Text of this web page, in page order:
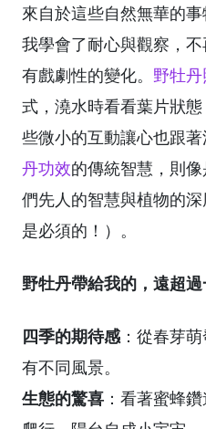
來自於這些自然無華的事
我學會了耐心與觀察，
有戲劇性的變化。 野牡
式，澆水時看看葉片狀
些微小的互動讓心也跟
丹功效的傳統智慧，則
們先人的智慧與植物的
是必須的！）。
野牡丹帶給我的，遠超過
四季的期待感：從春芽
有不同風景。
生態的驚喜 ：看著蜜蜂